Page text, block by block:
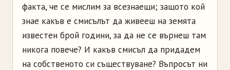
факта, че се мислим за всезнаещи; защото кой
знае какъв е смисълът да живееш на земята
известен брой години, за да не се върнеш там
никога повече? И какъв смисъл да придадем
на собственото си съществуване? Въпросът ни